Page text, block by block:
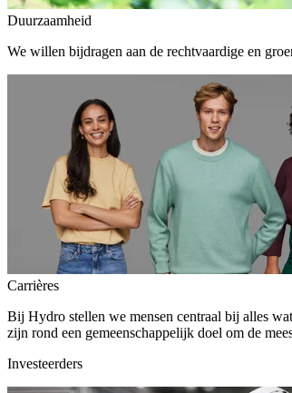
Duurzaamheid
We willen bijdragen aan de rechtvaardige en
Carrières
Bij Hydro stellen we mensen centraal bij alles
zijn rond een gemeenschappelijk doel om de
Investeerders